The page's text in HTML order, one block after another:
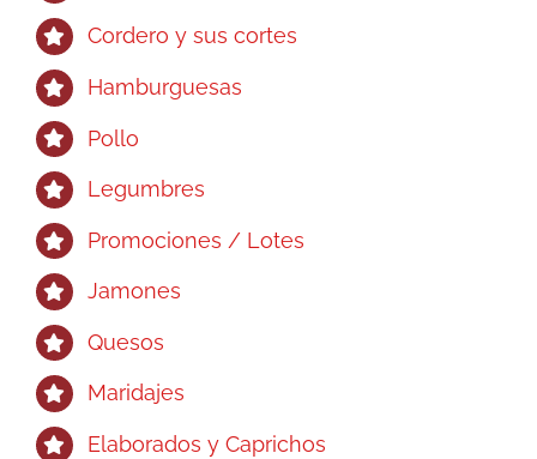
Cordero y sus cortes
Hamburguesas
Pollo
Legumbres
Promociones / Lotes
Jamones
Quesos
Maridajes
Elaborados y Caprichos